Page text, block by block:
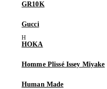
GR10K
Gucci
HOKA
Homme Plissé Issey Miyake
Human Made